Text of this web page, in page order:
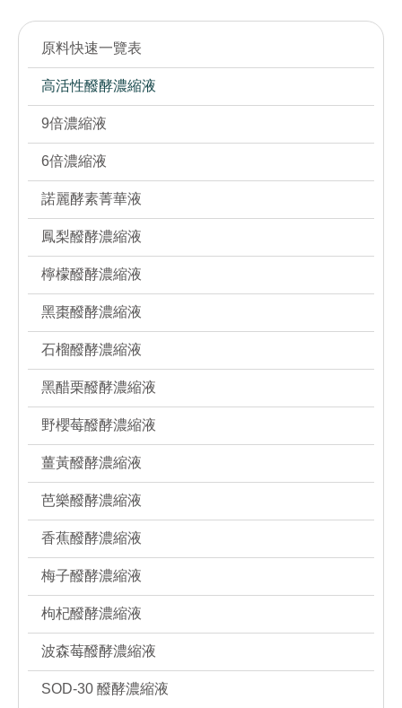
原料快速一覽表
高活性醱酵濃縮液
9倍濃縮液
6倍濃縮液
諾麗酵素菁華液
鳳梨醱酵濃縮液
檸檬醱酵濃縮液
黑棗醱酵濃縮液
石榴醱酵濃縮液
黑醋栗醱酵濃縮液
野櫻莓醱酵濃縮液
薑黃醱酵濃縮液
芭樂醱酵濃縮液
香蕉醱酵濃縮液
梅子醱酵濃縮液
枸杞醱酵濃縮液
波森莓醱酵濃縮液
SOD-30 醱酵濃縮液